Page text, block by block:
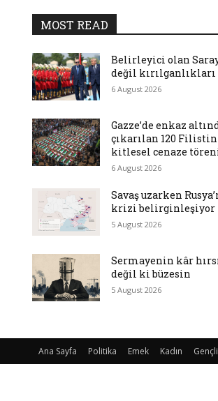
MOST READ
Belirleyici olan
değil kırılganlıkları
6 August 2026
Gazze’de enkaz
çıkarılan 120
kitlesel cenaze
6 August 2026
Savaş uzarken
krizi belirginleşiyor
5 August 2026
Sermayenin kâr
değil ki büzesin
5 August 2026
Ana Sayfa Politika Emek Kadın